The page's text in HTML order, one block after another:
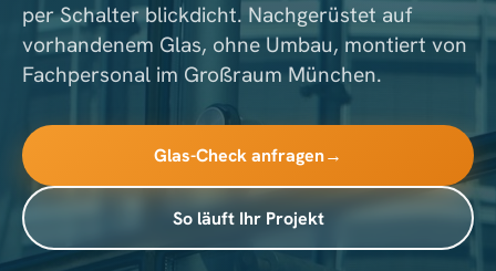
per Schalter blickdicht. Nachgerüstet auf
vorhandenem Glas, ohne Umbau, montiert von
Fachpersonal im Großraum München.
Glas-Check anfragen→
So läuft Ihr Projekt